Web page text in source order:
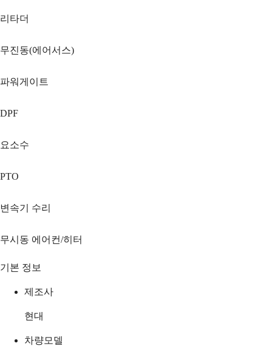
리타더
무진동(에어서스)
파워게이트
DPF
요소수
PTO
변속기 수리
무시동 에어컨/히터
기본 정보
제조사
현대
차량모델